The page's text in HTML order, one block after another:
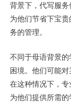
背景下，代写服务
为他们节省下宝
务的管理。
不同于母语背景
困境。他们可能对
在这种情况下，专
为他们提供所需的